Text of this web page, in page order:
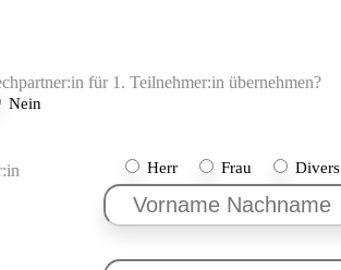
für 1. Teilnehmer:in übernehmen?
Nein
Herr Frau Divers